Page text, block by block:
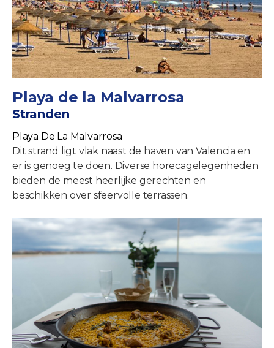
Playa de la Malvarrosa
Stranden
Playa De La Malvarrosa
Dit strand ligt vlak naast de haven van Valencia en
er is genoeg te doen. Diverse horecagelegenheden
bieden de meest heerlijke gerechten en
beschikken over sfeervolle terrassen.